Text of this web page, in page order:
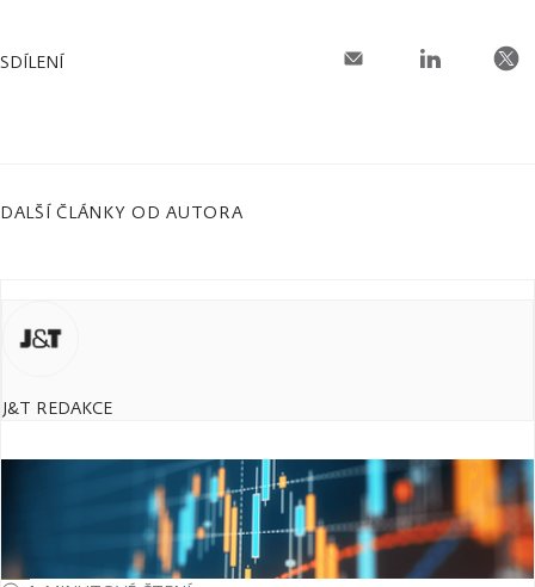
SDÍLENÍ
DALŠÍ ČLÁNKY OD AUTORA
J&T REDAKCE